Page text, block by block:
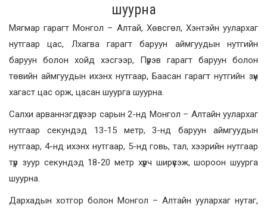
шуурна
Мягмар гарагт Монгол – Алтай, Хөвсгөл, Хэнтэйн уулархаг
нутгаар цас, Лхагва гарагт баруун аймгуудын нутгийн
баруун болон хойд хэсгээр, Пүрэв гарагт баруун болон
төвийн аймгуудын ихэнх нутгаар, Баасан гарагт нутгийн зүүн
хагаст цас орж, цасан шуурга шуурна.
Салхи арваннэгдүгээр сарын 2-нд Монгол – Алтайн уулархаг
нутгаар секундэд 13-15 метр, 3-нд баруун аймгуудын
нутгаар, 4-нд ихэнх нутгаар, 5-нд говь, тал, хээрийн нутгаар
түр зуур секундэд 18-20 метр хүрч ширүүсэж, шороон шуурга
шуурна.
Дархадын хотгор болон Монгол – Алтайн уулархаг нутаг,